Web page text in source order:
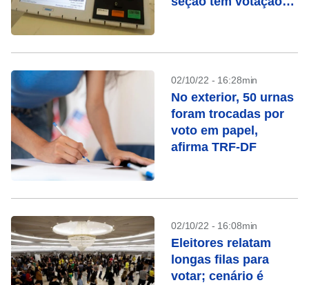
02/10/22 - 16:28min
No exterior, 50 urnas
foram trocadas por
voto em papel,
afirma TRF-DF
02/10/22 - 16:08min
Eleitores relatam
longas filas para
votar; cenário é